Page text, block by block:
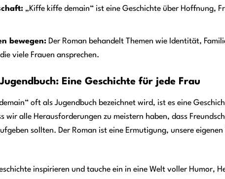
„Kiffe kiffe demain“ ist eine Geschichte über Hoffnung,
bewegen: Der Roman behandelt Themen wie Identität,
viele Frauen ansprechen.
Eine Geschichte für jede Frau
oft als Jugendbuch bezeichnet wird, ist es eine
wir alle Herausforderungen zu meistern haben, dass
sollten. Der Roman ist eine Ermutigung, unsere
inspirieren und tauche ein in eine Welt voller Humor,